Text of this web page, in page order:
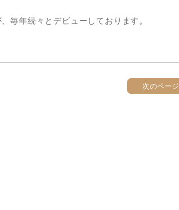
毎年続々とデビューしております。
次のページ